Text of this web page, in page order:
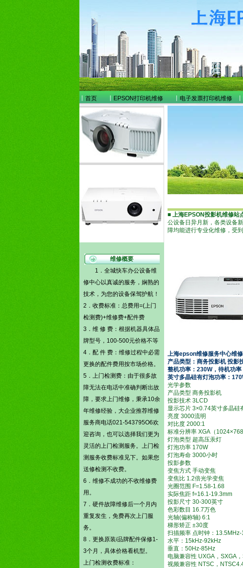
首页 EPSON打印机维修 电子发票打印机维修
维修概要
1．全城快车办公设备维
修中心以真诚的服务，娴熟的
技术，为您的设备保驾护航！
2．收费标准：总费用=(上门
检测费)+维修费+配件费
3．维 修 费：根据机器具体品
牌型号，100-500元价格不等
4．配 件 费：维修过程中必需
更换的配件费用按市场价格。
5． 上门检测费 ：由于很多故
障无法在电话中准确判断出故
障，要求上门维修，秉承10余
年维修经验，大企业推荐维修
服务商电话021-543795O6欢
迎咨询，也可以选择我们更为
灵活的上门检测 服务。 上门检
测 服务收费标准见下。如果您
送修检测不收费。
6．维修不成功的不收维修费
用。
7．硬件故障维修后一个月内
重复发生，免费再次上门服
务。
8．更换原装/品牌配件保修1-
3个月，具体价格看机型。
上门检测收费标准：
■ 上海EPSON投影机维修站
公设备日异月新，各类设备
障均能进行专业化维修，受
上海epson维修服务中心维
产品类型：商务投影机 投
整机功率：230W，待机功
英寸多晶硅有灯泡功率：
光学参数
产品类型 商务投影机
投影技术 3LCD
显示芯片 3×0.74英寸多晶硅
亮度 3000流明
对比度 2000:1
标准分辨率 XGA（
灯泡类型 超高压汞灯
灯泡功率 170W
灯泡寿命 3000小时
投影参数
变焦方式 手动变焦
变焦比 1.2倍光学变焦
光圈范围 F=1.58-1.68
实际焦距 f=16.1-19.3mm
投影尺寸 30-300英寸
色彩数目 16.7万色
光轴(偏称轴) 6:1
梯形矫正 ±30度
扫描频率 点时钟：
水平：15kHz-92kHz
垂直：50Hz-85Hz
电脑兼容性 UXGA，SXGA
视频兼容性 NTSC，